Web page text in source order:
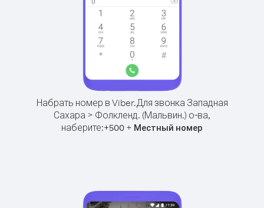
Набрать номер в Viber.Для звонка Западная
Сахара > Фолкленд. (Мальвин.) о-ва,
наберите:+500 + Местный номер